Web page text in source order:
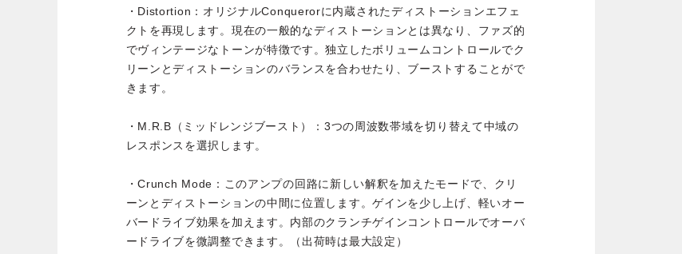
・Distortion：オリジナルConquerorに内蔵されたディストーションエフェ
クトを再現します。現在の一般的なディストーションとは異なり、ファズ的
でヴィンテージなトーンが特徴です。独立したボリュームコントロールでク
リーンとディストーションのバランスを合わせたり、ブーストすることがで
きます。
・M.R.B（ミッドレンジブースト）：3つの周波数帯域を切り替えて中域の
レスポンスを選択します。
・Crunch Mode：このアンプの回路に新しい解釈を加えたモードで、クリ
ーンとディストーションの中間に位置します。ゲインを少し上げ、軽いオー
バードライブ効果を加えます。内部のクランチゲインコントロールでオーバ
ードライブを微調整できます。（出荷時は最大設定）